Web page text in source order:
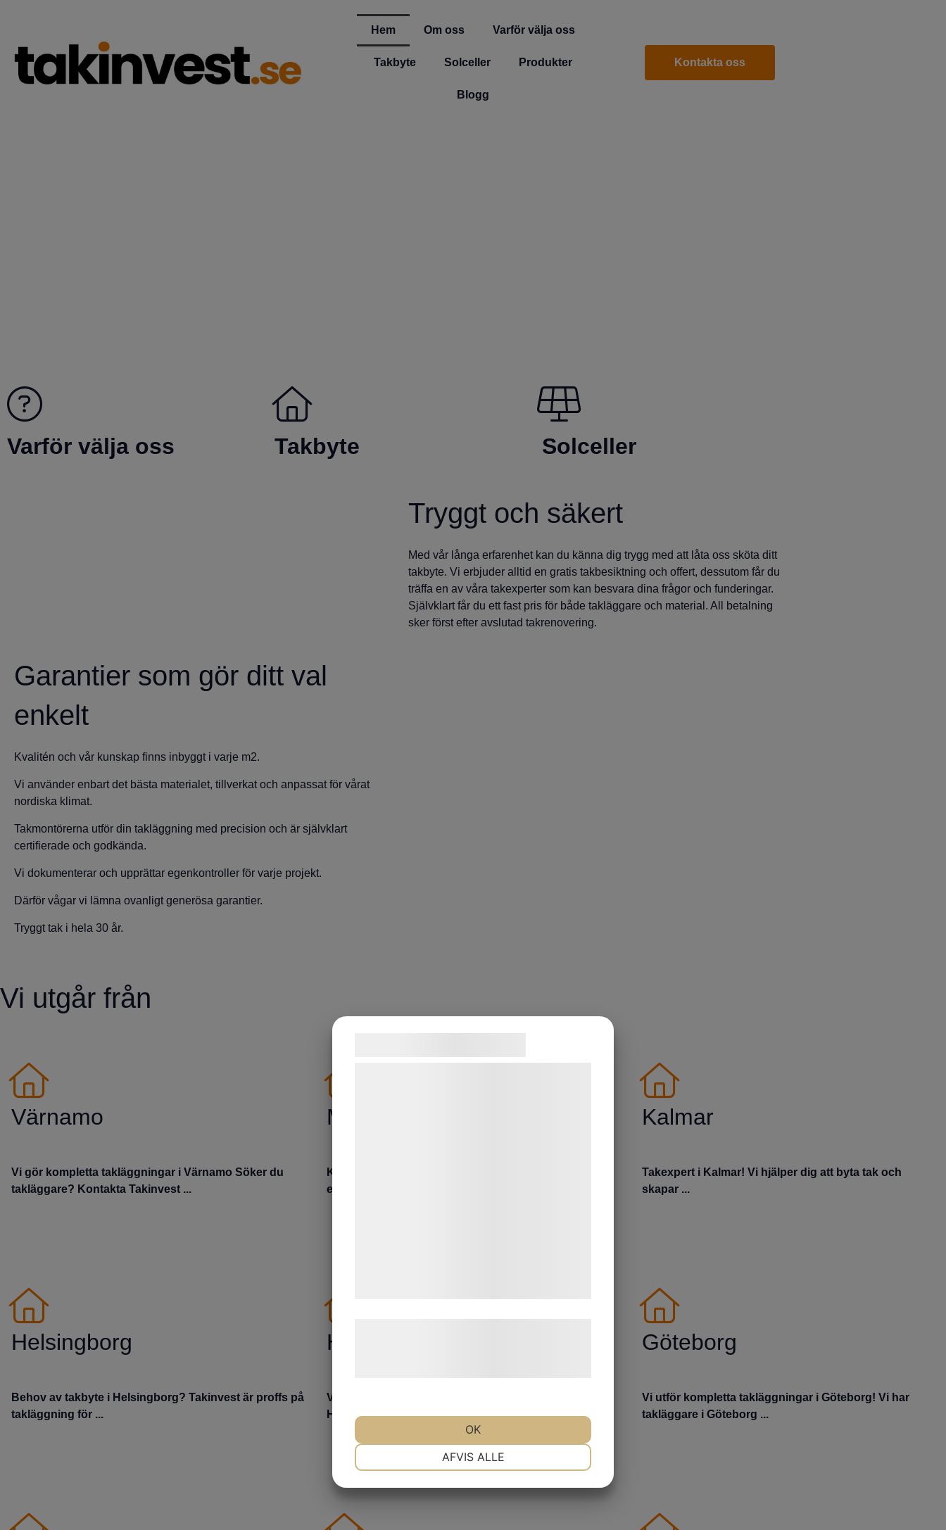
Hem Om oss Varför välja oss
Takbyte Solceller Produkter
Blogg
Kontakta oss
Varför välja oss Takbyte Solceller
Tryggt och säkert
Med vår långa erfarenhet kan du känna dig trygg med att låta oss sköta ditt
takbyte. Vi erbjuder alltid en gratis takbesiktning och offert, dessutom får du
träffa en av våra takexperter som kan besvara dina frågor och funderingar.
Självklart får du ett fast pris för både takläggare och material. All betalning
sker först efter avslutad takrenovering.
Garantier som gör ditt val
enkelt
Kvalitén och vår kunskap finns inbyggt i varje m2.
Vi använder enbart det bästa materialet, tillverkat och anpassat för vårat
nordiska klimat.
Takmontörerna utför din takläggning med precision och är självklart
certifierade och godkända.
Vi dokumenterar och upprättar egenkontroller för varje projekt.
Därför vågar vi lämna ovanligt generösa garantier.
Tryggt tak i hela 30 år.
Vi utgår från
Värnamo
Vi gör kompletta takläggningar i Värnamo Söker du
takläggare? Kontakta Takinvest ...
Malmö
Komplett takläggning i Malmö till fast pris Takinvest
erbjuder takläggning i ...
Kalmar
Takexpert i Kalmar! Vi hjälper dig att byta tak och
skapar ...
Helsingborg
Behov av takbyte i Helsingborg? Takinvest är proffs på
takläggning för ...
Halmstad
Vi utför takläggning i Halmstad! Våra takläggare i
Halmstad har gedigen ...
Göteborg
Vi utför kompletta takläggningar i Göteborg! Vi har
takläggare i Göteborg ...
AFVIS ALLE
OK